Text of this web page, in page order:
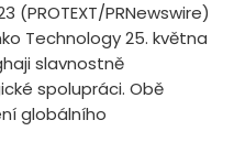
(PROTEXT/PRNewswire)
Technology 25. května
slavnostně
spolupráci. Obě
globálního